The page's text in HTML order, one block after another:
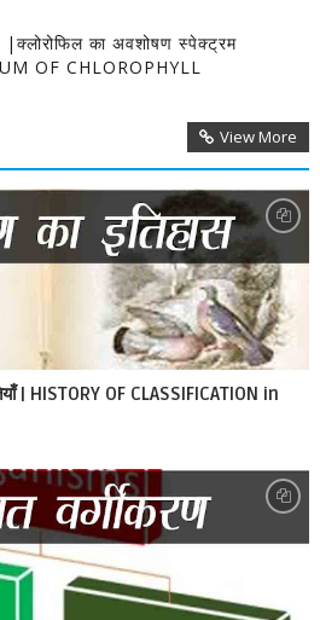
का अवशोषण स्पेक्ट्रम
OF CHLOROPHYLL
View More
| HISTORY OF CLASSIFICATION in